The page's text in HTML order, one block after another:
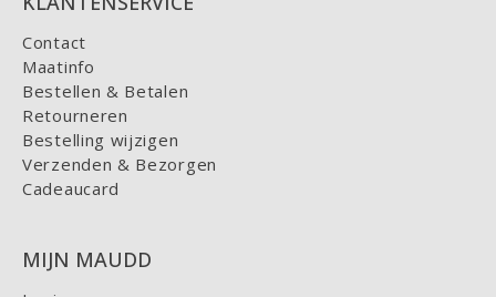
Contact
Maatinfo
Bestellen & Betalen
Retourneren
Bestelling wijzigen
Verzenden & Bezorgen
Cadeaucard
MIJN MAUDD